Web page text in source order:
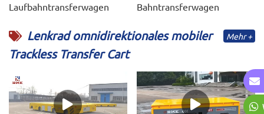
Laufbahntransferwagen
Bahntransferwagen
Lenkrad omnidirektionales mobiler
Trackless Transfer Cart
Mehr +